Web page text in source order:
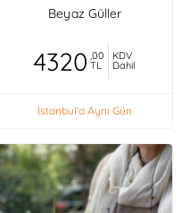
Beyaz Güller
4320 ,00
TL
KDV
Dahil
İstanbul'a Aynı Gün